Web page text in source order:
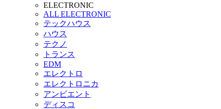
ELECTRONIC
ALL ELECTRONIC
テックハウス
ハウス
テクノ
トランス
EDM
エレクトロ
エレクトロニカ
アンビエント
ディスコ